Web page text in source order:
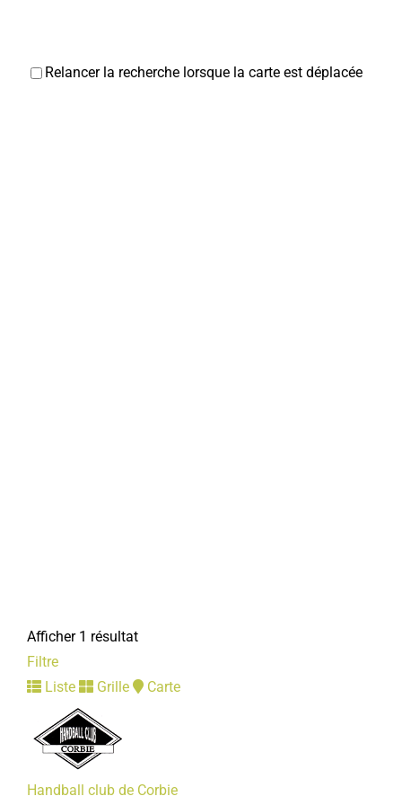
Relancer la recherche lorsque la carte est déplacée
Afficher 1 résultat
Filtre
Liste
Grille Carte
Handball club de Corbie